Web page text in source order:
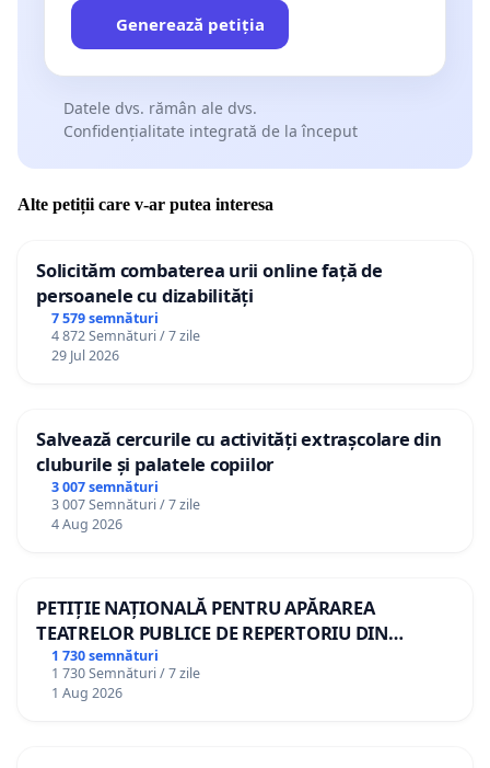
Generează petiția
Datele dvs. rămân ale dvs.
Confidențialitate integrată de la început
Alte petiții care v-ar putea interesa
Solicităm combaterea urii online față de
persoanele cu dizabilități
7 579 semnături
4 872 Semnături / 7 zile
29 Jul 2026
Salvează cercurile cu activități extrașcolare din
cluburile și palatele copiilor
3 007 semnături
3 007 Semnături / 7 zile
4 Aug 2026
PETIȚIE NAȚIONALĂ PENTRU APĂRAREA
TEATRELOR PUBLICE DE REPERTORIU DIN
ROMÂNIA
1 730 semnături
1 730 Semnături / 7 zile
1 Aug 2026